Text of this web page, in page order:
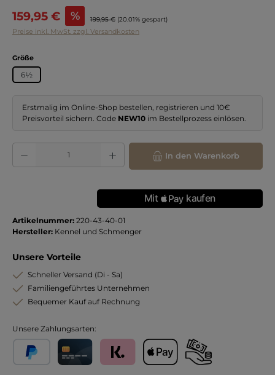
Verkaufspreis:
159,95 € % Regulärer Preis:
199,95 € (20.01% gespart)
Preise inkl. MwSt. zzgl. Versandkosten
Größeauswählen
6½
Erstmalig im Online-Shop bestellen, registrieren und 10€
Preisvorteil sichern. Code NEW10 im Bestellprozess einlösen.
Produkt Anzahl: Gib den gewünschten Wert ein oder benutze die
In den Warenkorb
Artikelnummer: 220-43-40-01
Hersteller: Kennel und Schmenger
Unsere Vorteile
Schneller Versand (Di - Sa)
Familiengeführtes Unternehmen
Bequemer Kauf auf Rechnung
Unsere Zahlungsarten: